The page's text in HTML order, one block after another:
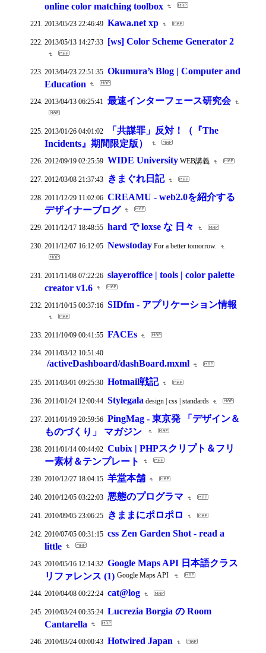
online color matching toolbox
2013/05/23 22:46:49 Kawa.net xp
2013/05/13 14:27:33 [ws] Color Scheme Generator 2
2013/04/23 22:51:35 Okumura’s Blog | Computer and
Education
2013/04/13 06:25:41 最速インターフェース研究会
2013/01/26 04:01:02 「共謀罪」反対！（『The
Incidents』期間限定版）
2012/09/19 02:25:59 WIDE University WEB講義
2012/03/08 21:37:43 きまぐれ日記
2011/12/29 11:02:06 CREAMU - web2.0を紹介する
デザイナーブログ
2011/12/17 18:48:55 hard で loxse な 日々
2011/12/07 16:12:05 Newstoday For a better tomorrow.
2011/11/08 07:22:26 slayeroffice | tools | color palette
creator v1.6
2011/10/15 00:37:16 SIDfm - アプリケーション情報
2011/10/09 00:41:55 FACEs
2011/03/12 10:51:40
/activeDashboard/dashBoard.mxml
2011/03/01 09:25:30 Hotmail戦記
2011/01/24 12:00:44 Stylegala design | css | standards
2011/01/19 20:59:56 PingMag - 東京発 「デザイン＆
ものづくり」 マガジン
2011/01/14 00:44:02 Cubix | PHPスクリプト＆フリ
ー素材＆テンプレート
2010/12/27 18:04:15 羊堂本舗
2010/12/05 03:22:03 悪態のプログラマ
2010/09/05 23:06:25 きままにポロポロ
2010/07/05 00:31:15 css Zen Garden Shot - read a
little
2010/05/16 12:14:32 Google Maps API 日本語クラス
リファレンス (1) Google Maps API
2010/04/08 00:22:24 cat@log
2010/03/24 00:35:24 Lucrezia Borgia の Room
Cantarella
2010/03/24 00:00:43 Hotwired Japan